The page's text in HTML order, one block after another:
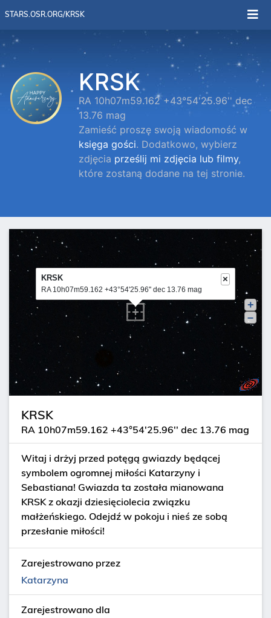
STARS.OSR.ORG/KRSK
KRSK
RA 10h07m59.162 +43°54'25.96'' dec
13.76 mag
Zamieść proszę swoją wiadomość w
księga gości. Dodatkowo, wybierz
zdjęcia prześlij mi zdjęcia lub filmy,
które zostaną dodane na tej stronie.
+
–
×
KRSK
RA 10h07m59.162 +43°54'25.96'' dec 13.76 mag
KRSK
RA 10h07m59.162 +43°54'25.96'' dec 13.76 mag
Witaj i drżyj przed potęgą gwiazdy będącej
symbolem ogromnej miłości Katarzyny i
Sebastiana! Gwiazda ta została mianowana
KRSK z okazji dziesięciolecia związku
małżeńskiego. Odejdź w pokoju i nieś ze sobą
przesłanie miłości!
Zarejestrowano przez
Katarzyna
Zarejestrowano dla